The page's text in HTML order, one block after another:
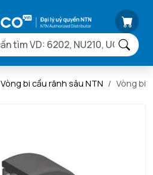
Vòng bi cầu rãnh sâu NTN Vòng bi